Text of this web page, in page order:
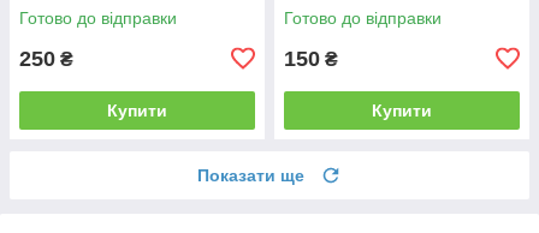
Готово до відправки
250 ₴
Купити
Готово до відправки
150 ₴
Купити
Показати ще